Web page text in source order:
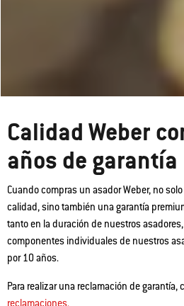
Calidad Weber
años de garantía
Cuando compras un asador Weber, no
calidad, sino también una garantía
tanto en la duración de nuestros
componentes individuales de nuestros
por 10 años.
Para realizar una reclamación de garantía,
reclamaciones.